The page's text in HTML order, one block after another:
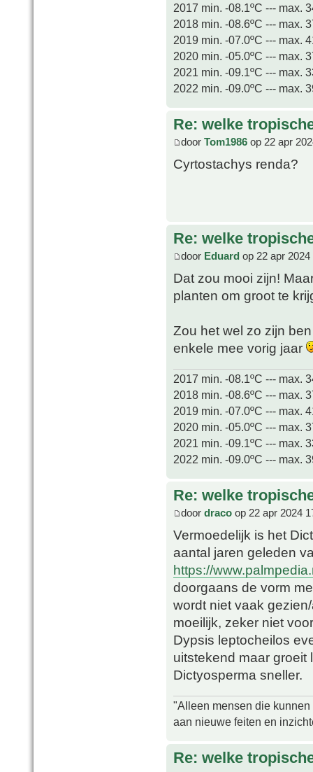
2017 min. -08.1ºC --- max.
2018 min. -08.6ºC --- max.
2019 min. -07.0ºC --- max.
2020 min. -05.0ºC --- max.
2021 min. -09.1ºC --- max.
2022 min. -09.0ºC --- max.
Re: welke
door Tom1986 op 22 apr
Cyrtostachys renda?
Re: welke
door Eduard op 22 apr 2024
Dat zou mooi zijn!
planten om groot te
Zou het wel zo zijn
enkele mee vorig jaar
2017 min. -08.1ºC --- max.
2018 min. -08.6ºC --- max.
2019 min. -07.0ºC --- max.
2020 min. -05.0ºC --- max.
2021 min. -09.1ºC --- max.
2022 min. -09.0ºC --- max.
Re: welke
door draco op 22 apr 2024
Vermoedelijk is het
aantal jaren geleden
https://
doorgaans de vorm
wordt niet vaak
moeilijk, zeker niet
Dypsis leptocheilos
uitstekend maar groeit
Dictyosperma sneller.
"Alleen mensen die
aan nieuwe feiten en
Re: welke